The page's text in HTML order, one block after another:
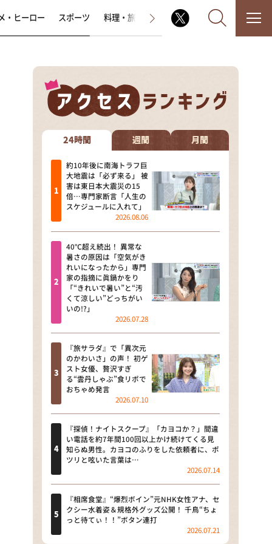
なるみ・岡村の過ぎるTV
相席食堂
これ余談なんですけど・・・
～人生密着トークバラエティ！
～ やすとものいたって真剣です
探偵！ナイトスクープ
news おかえり
河合＆A.B.C-Z塚田×福井アナ
「なんでやねん！？」（news お
かえり）
DAIGOも台所 ～きょうの献立 何
にする？～
本日はダイアンなり！シーズン２
朝だ！生です旅サラダ
教えて！ニュースライブ 正義の
ミカタ
ＬＩＦＥ～夢のカタチ～
新婚さんいらっしゃい！
ポツンと一軒家
ザキ山小屋本館
・ヒーロー スポーツ 料理・旅 ラジオ番組 その他
24時間 週間 月間
約10年後に南海トラフ巨
大地震は「必ず来る」 被
害は東日本大震災の15
倍…専門家断言「人生の
スケジュールに入れて」
2026.08.06
40℃超え続出！ 異常な
暑さの原因は「空気がき
れいになったから」専門
家の指摘に眞鍋かをり
「“きれいで暑い”と“汚
くて涼しい”どっちがい
いの!?」
2026.07.28
『旅サラダ』で「異次元
のかわいさ」の声！ 初ゲ
スト女優、贅沢すぎ
る“雲丹しゃぶ”食リポで
おちゃめ発言
2026.07.10
『探偵！ナイトスクープ』「カヨコか？」間違
い電話を約7年間100回以上かけ続けてくる見
知らぬ男性。カヨコのふりをした依頼者に、ポ
ツリと呟いた言葉は…
2026.07.14
『相席食堂』“爆烈ボイン”元NHK女性アナ、セ
クシー水着姿＆規格外グッズ公開！ 千鳥“ちょ
っと待てぃ！！”ボタン連打
2026.07.21